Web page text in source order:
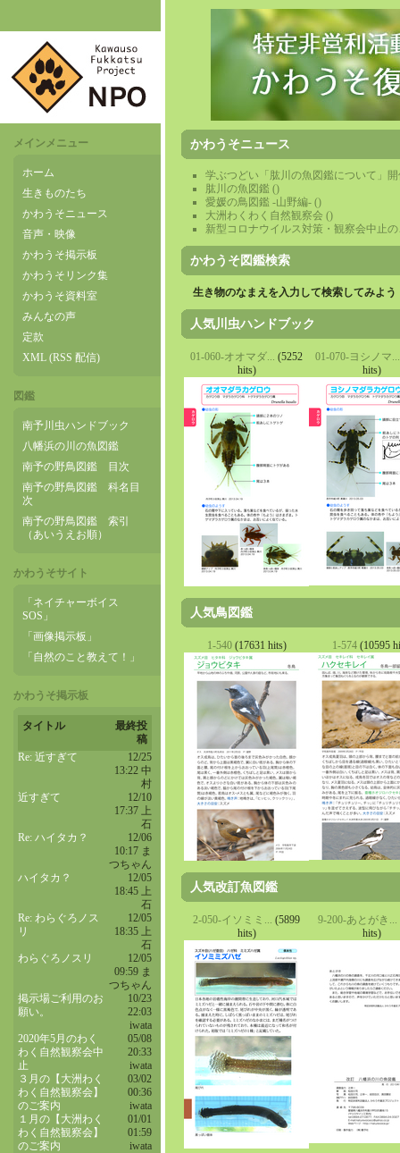
メインメニュー
ホーム
生きものたち
かわうそニュース
音声・映像
かわうそ掲示板
かわうそリンク集
かわうそ資料室
みんなの声
定款
XML (RSS 配信)
図鑑
南予川虫ハンドブック
八幡浜の川の魚図鑑
南予の野鳥図鑑 目次
南予の野鳥図鑑 科名目
次
南予の野鳥図鑑 索引
（あいうえお順）
かわうそサイト
「ネイチャーボイス
SOS」
「画像掲示板」
「自然のこと教えて！」
かわうそ掲示板
タイトル
最終投
稿
Re: 近すぎて
12/25
13:22 中
村
近すぎて
12/10
17:37 上
石
Re: ハイタカ？
12/06
10:17 ま
つちゃん
ハイタカ？
12/05
18:45 上
石
Re: わらぐろノス
リ
12/05
18:35 上
石
わらぐろノスリ
12/05
09:59 ま
つちゃん
掲示場ご利用のお
願い。
10/23
22:03
iwata
2020年5月のわく
わく自然観察会中
止
05/08
20:33
iwata
３月の【大洲わく
わく自然観察会】
のご案内
03/02
00:36
iwata
１月の【大洲わく
わく自然観察会】
のご案内
01/01
01:59
iwata
かわうそニュース
学ぶつどい「肱川の魚図鑑について」
肱川の魚図鑑 ()
愛媛の鳥図鑑 -山野編- ()
大洲わくわく自然観察会 ()
新型コロナウイルス対策・観察会中止
かわうそ図鑑検索
生き物のなまえを入力して検索してみよ
人気川虫ハンドブック
01-060-オオマダ... (5252
hits)
01-070-ヨシノマ...
hits)
人気鳥図鑑
1-540(17631 hits) 1-574(10595
人気改訂魚図鑑
2-050-イソミミ... (5899
hits)
9-200-あとがき...
hits)